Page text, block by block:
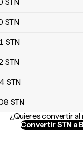
STN
STN
STN
STN
STN
STN
¿Quieres convertir al
Convertir STN a